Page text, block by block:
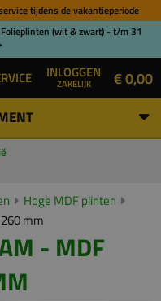
tijdens de vakantieperiode
(wit & zwart) - t/m 31
INLOGGEN
ZAKELIJK € 0,00
Hoge MDF plinten
mm
- MDF